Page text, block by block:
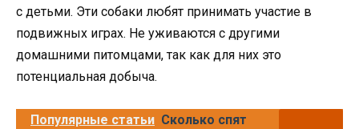
с детьми. Эти собаки любят принимать участие в
подвижных играх. Не уживаются с другими
домашними питомцами, так как для них это
потенциальная добыча.
Популярные статьи Сколько спят